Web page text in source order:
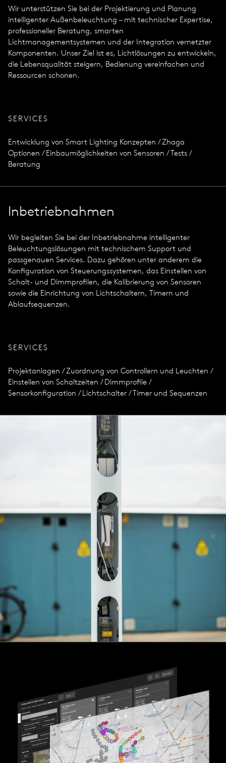
Wir unterstützen Sie bei der Projektierung und Planung
intelligenter Außenbeleuchtung – mit technischer Expertise,
professioneller Beratung, smarten
Lichtmanagementsystemen und der Integration vernetzter
Komponenten. Unser Ziel ist es, Lichtlösungen zu entwickeln,
die Lebensqualität steigern, Bedienung vereinfachen und
Ressourcen schonen.
SERVICES
Entwicklung von Smart Lighting Konzepten / Zhaga
Optionen / Einbaumöglichkeiten von Sensoren / Tests /
Beratung
Inbetriebnahmen
Wir begleiten Sie bei der Inbetriebnahme intelligenter
Beleuchtungslösungen mit technischem Support und
passgenauen Services. Dazu gehören unter anderem die
Konfiguration von Steuerungssystemen, das Einstellen von
Schalt- und Dimmprofilen, die Kalibrierung von Sensoren
sowie die Einrichtung von Lichtschaltern, Timern und
Ablaufsequenzen.
SERVICES
Projektanlagen / Zuordnung von Controllern und Leuchten /
Einstellen von Schaltzeiten / Dimmprofile /
Sensorkonfiguration / Lichtschalter / Timer und Sequenzen